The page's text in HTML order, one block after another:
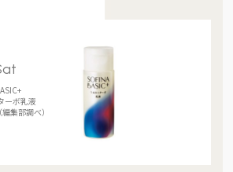
ーボ乳液
集部調べ）